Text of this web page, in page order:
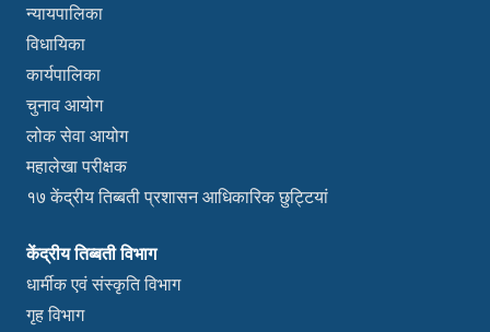
न्यायपालिका
विधायिका
कार्यपालिका
चुनाव आयोग
लोक सेवा आयोग
महालेखा परीक्षक
१७ केंद्रीय तिब्बती प्रशासन आधिकारिक छुट्टियां
केंद्रीय तिब्बती विभाग
धार्मीक एवं संस्कृति विभाग
गृह विभाग